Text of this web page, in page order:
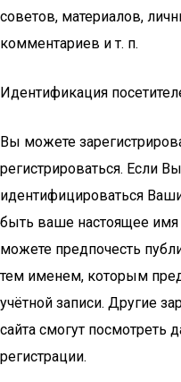
советов, материалов,
комментариев и т. п.
Идентификация
Вы можете
регистрироваться. Если
идентифицироваться
быть ваше настоящее имя
можете предпочесть
тем именем, которым
учётной записи. Другие
сайта смогут посмотреть
регистрации.